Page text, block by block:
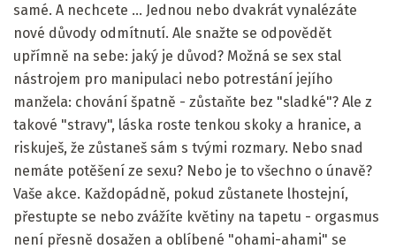
samé. A nechcete ... Jednou nebo dvakrát vynalézáte
nové důvody odmítnutí. Ale snažte se odpovědět
upřímně na sebe: jaký je důvod? Možná se sex stal
nástrojem pro manipulaci nebo potrestání jejího
manžela: chování špatně - zůstaňte bez "sladké"? Ale z
takové "stravy", láska roste tenkou skoky a hranice, a
riskuješ, že zůstaneš sám s tvými rozmary. Nebo snad
nemáte potěšení ze sexu? Nebo je to všechno o únavě?
Vaše akce. Každopádně, pokud zůstanete lhostejní,
přestupte se nebo zvážíte květiny na tapetu - orgasmus
není přesně dosažen a oblíbené "ohami-ahami" se